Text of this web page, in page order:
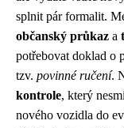
splnit pár formalit.
občanský průkaz a
potřebovat doklad o
tzv. povinné ručení.
kontrole, který
nového vozidla do